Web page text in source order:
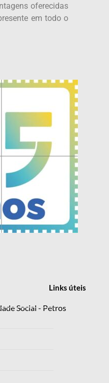
oferecidas
em todo o
Linksúteis
Social - Petros